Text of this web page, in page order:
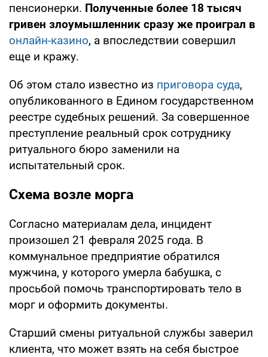
пенсионерки. Полученные более 18 тысяч
гривен злоумышленник сразу же проиграл в
онлайн-казино, а впоследствии совершил
еще и кражу.
Об этом стало известно из приговора суда,
опубликованного в Едином государственном
реестре судебных решений. За совершенное
преступление реальный срок сотруднику
ритуального бюро заменили на
испытательный срок.
Схема возле морга
Согласно материалам дела, инцидент
произошел 21 февраля 2025 года. В
коммунальное предприятие обратился
мужчина, у которого умерла бабушка, с
просьбой помочь транспортировать тело в
морг и оформить документы.
Старший смены ритуальной службы заверил
клиента, что может взять на себя быстрое